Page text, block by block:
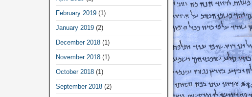
February 2019(1)
January 2019(2)
December 2018(1)
November 2018(1)
October 2018(1)
September 2018(2)